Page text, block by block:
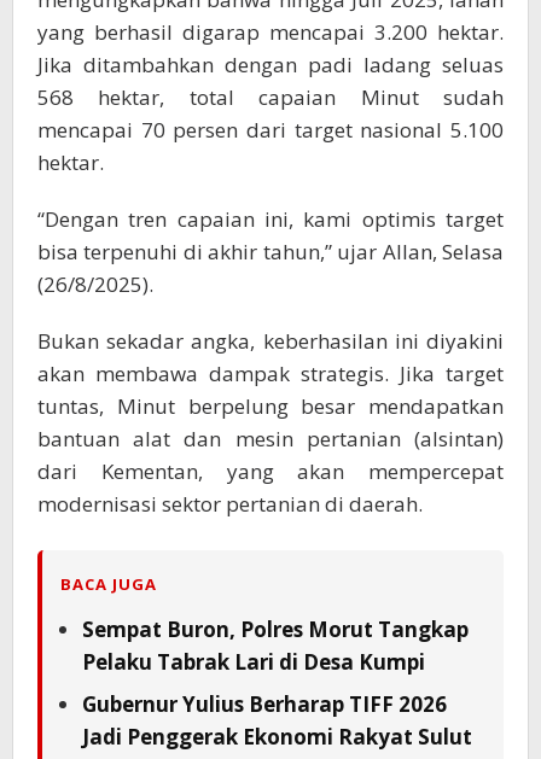
yang berhasil digarap mencapai 3.200 hektar.
Jika ditambahkan dengan padi ladang seluas
568 hektar, total capaian Minut sudah
mencapai 70 persen dari target nasional 5.100
hektar.
“Dengan tren capaian ini, kami optimis target
bisa terpenuhi di akhir tahun,” ujar Allan, Selasa
(26/8/2025).
Bukan sekadar angka, keberhasilan ini diyakini
akan membawa dampak strategis. Jika target
tuntas, Minut berpelung besar mendapatkan
bantuan alat dan mesin pertanian (alsintan)
dari Kementan, yang akan mempercepat
modernisasi sektor pertanian di daerah.
BACA JUGA
Sempat Buron, Polres Morut Tangkap
Pelaku Tabrak Lari di Desa Kumpi
Gubernur Yulius Berharap TIFF 2026
Jadi Penggerak Ekonomi Rakyat Sulut